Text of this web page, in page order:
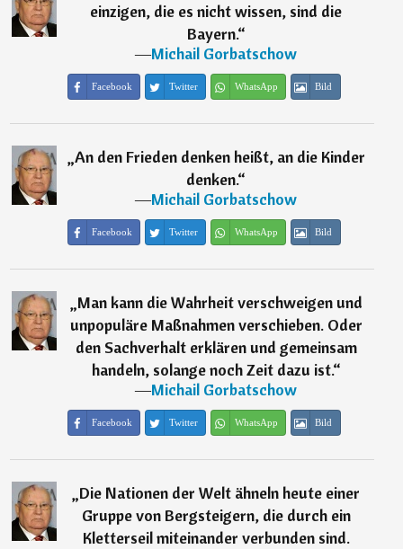
einzigen, die es nicht wissen, sind die
Bayern.“
―Michail Gorbatschow
Facebook Twitter WhatsApp Bild
„An den Frieden denken heißt, an die Kinder
denken.“
―Michail Gorbatschow
Facebook Twitter WhatsApp Bild
„Man kann die Wahrheit verschweigen und
unpopuläre Maßnahmen verschieben. Oder
den Sachverhalt erklären und gemeinsam
handeln, solange noch Zeit dazu ist.“
―Michail Gorbatschow
Facebook Twitter WhatsApp Bild
„Die Nationen der Welt ähneln heute einer
Gruppe von Bergsteigern, die durch ein
Kletterseil miteinander verbunden sind.